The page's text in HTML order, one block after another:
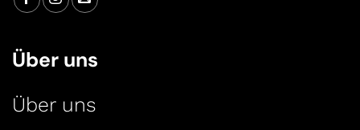
Über uns
Über uns